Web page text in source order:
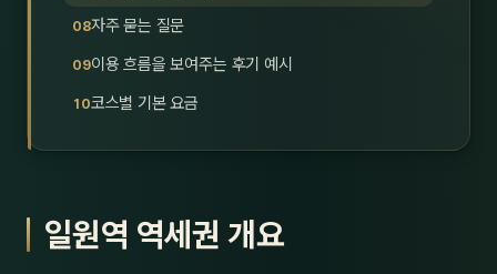
울산
24
자주 묻는 질문
이용 흐름을 보여주는 후기 예시
코스별 기본 요금
일원역 역세권 개요